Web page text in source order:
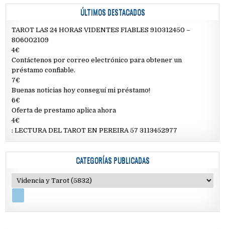
ÚLTIMOS DESTACADOS
TAROT LAS 24 HORAS VIDENTES FIABLES 910312450 –
806002109
4€
Contáctenos por correo electrónico para obtener un
préstamo confiable.
7€
Buenas noticias hoy conseguí mi préstamo!
6€
Oferta de prestamo aplica ahora
4€
: LECTURA DEL TAROT EN PEREIRA 57 3113452977
CATEGORÍAS PUBLICADAS